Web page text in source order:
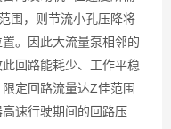
围，则节流小孔压降将
。因此大流量泵相邻的
回路能耗少、工作平稳
定回路流量达Z佳范围
速行驶期间的回路压